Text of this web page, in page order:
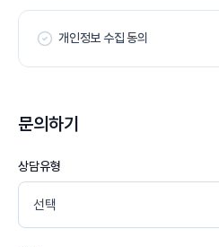
개인정보 수집 동의
문의하기
상담유형